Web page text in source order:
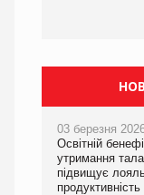
Сергій
03 березня
Освітній
утримання
підвищує